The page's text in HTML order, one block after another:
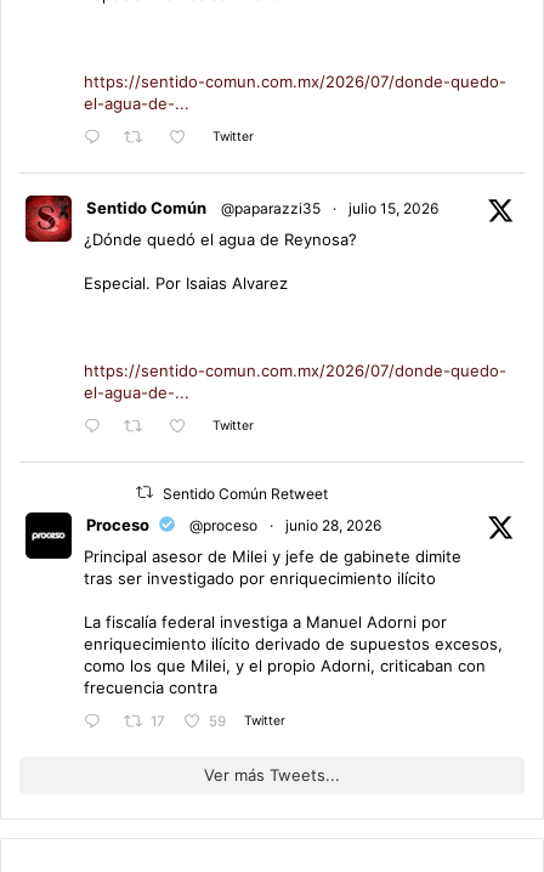
https://sentido-comun.com.mx/2026/07/donde-quedo-
el-agua-de-...
Twitter
Sentido Común @paparazzi35 · julio 15, 2026
¿Dónde quedó el agua de Reynosa?
Especial. Por Isaias Alvarez
https://sentido-comun.com.mx/2026/07/donde-quedo-
el-agua-de-...
Twitter
Sentido Común Retweet
Proceso @proceso · junio 28, 2026
Principal asesor de Milei y jefe de gabinete dimite
tras ser investigado por enriquecimiento ilícito
La fiscalía federal investiga a Manuel Adorni por
enriquecimiento ilícito derivado de supuestos excesos,
como los que Milei, y el propio Adorni, criticaban con
frecuencia contra
17 59 Twitter
Ver más Tweets...